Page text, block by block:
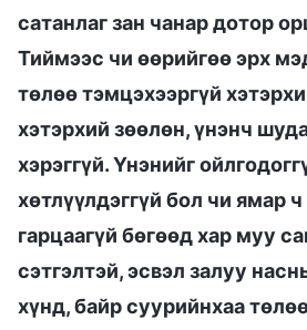
сатанлаг зан чанар дотор
Тиймээс чи өөрийгөө эрх
төлөө тэмцэхээргүй
хэтэрхий зөөлөн, үнэнч
хэрэггүй. Үнэнийг
хөтлүүлдэггүй бол чи ямар ч
гарцаагүй бөгөөд хар муу
сэтгэлтэй, эсвэл залуу
хүнд, байр суурийнхаа